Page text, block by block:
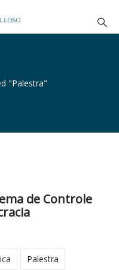
"Palestra"
de Controle
Palestra